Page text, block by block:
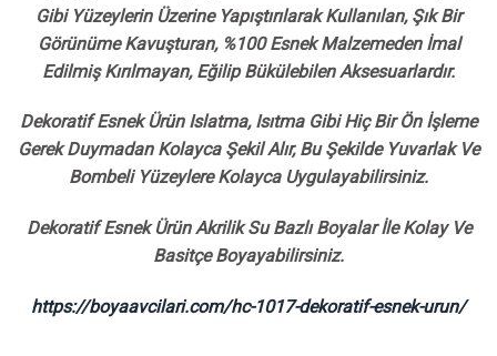
Gibi Yüzeylerin Üzerine Yapıştırılarak Kullanılan, Şık Bir
Görünüme Kavuşturan, %100 Esnek Malzemeden İmal
Edilmiş Kırılmayan, Eğilip Bükülebilen Aksesuarlardır.
Dekoratif Esnek Ürün Islatma, Isıtma Gibi Hiç Bir Ön İşleme
Gerek Duymadan Kolayca Şekil Alır, Bu Şekilde Yuvarlak Ve
Bombeli Yüzeylere Kolayca Uygulayabilirsiniz.
Dekoratif Esnek Ürün Akrilik Su Bazlı Boyalar İle Kolay Ve
Basitçe Boyayabilirsiniz.
https://boyaavcilari.com/hc-1017-dekoratif-esnek-urun/